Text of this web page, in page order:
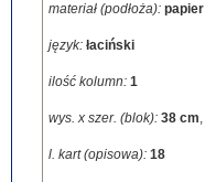
materiał (podłoża): papier
język: łaciński
ilość kolumn: 1
wys. x szer. (blok): 38 cm,
l. kart (opisowa): 18